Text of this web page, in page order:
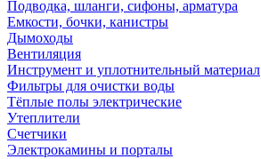
Подводка, шланги, сифоны, арматура
Емкости, бочки, канистры
Дымоходы
Вентиляция
Инструмент и уплотнительный материал
Фильтры для очистки воды
Тёплые полы электрические
Утеплители
Счетчики
Электрокамины и порталы